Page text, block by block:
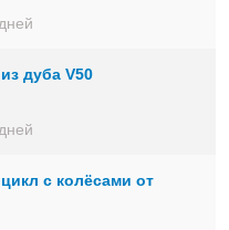
дуба V50
с колёсами от